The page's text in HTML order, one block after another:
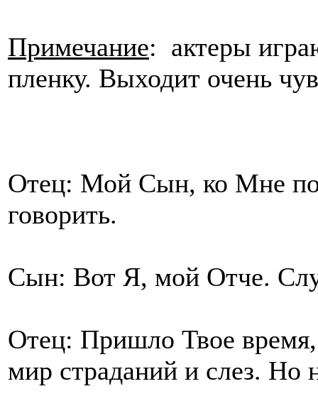
Примечание: актеры
пленку. Выходит очень
Отец: Мой Сын, ко Мне
говорить.
Сын: Вот Я, мой Отче.
Отец: Пришло Твое время,
мир страданий и слез. Но